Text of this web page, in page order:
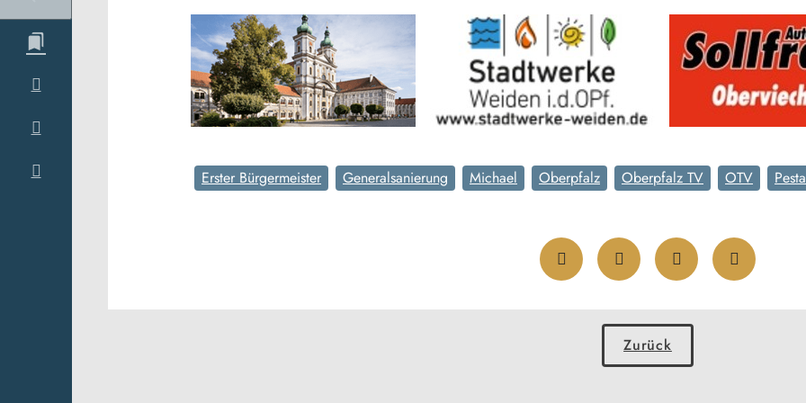
Erster Bürgermeister Generalsanierung Michael Oberpfalz Oberpfalz TV OTV
Zurück